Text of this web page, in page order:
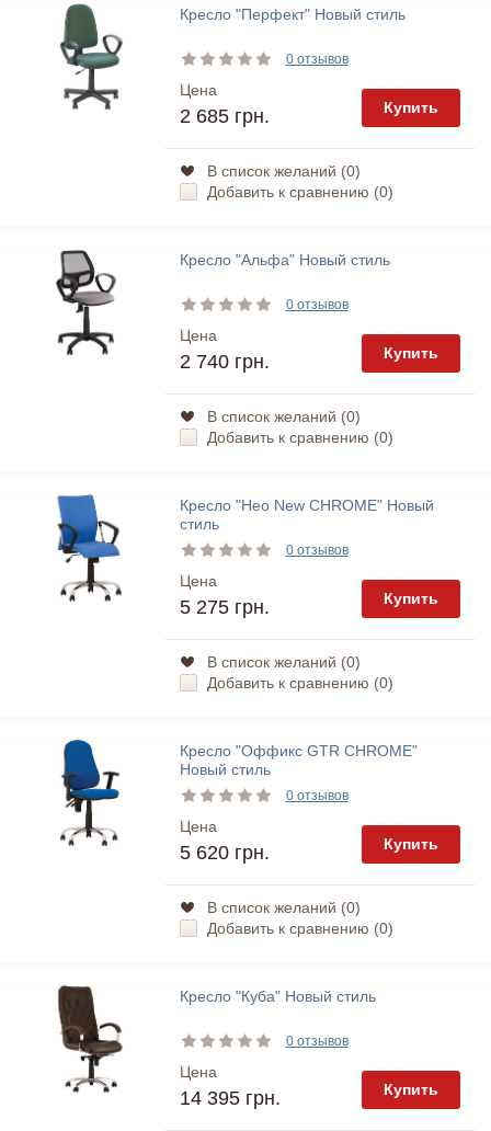
Кресло "Перфект" Новый стиль
0 отзывов
Цена
2 685 грн. Купить
В список желаний (0)
Добавить к сравнению (0)
Кресло "Альфа" Новый стиль
0 отзывов
Цена
2 740 грн. Купить
В список желаний (0)
Добавить к сравнению (0)
Кресло "Нео New CHROME" Новый
стиль
0 отзывов
Цена
5 275 грн. Купить
В список желаний (0)
Добавить к сравнению (0)
Кресло "Оффикс GTR CHROME"
Новый стиль
0 отзывов
Цена
5 620 грн. Купить
В список желаний (0)
Добавить к сравнению (0)
Кресло "Куба" Новый стиль
0 отзывов
Цена
14 395 грн. Купить